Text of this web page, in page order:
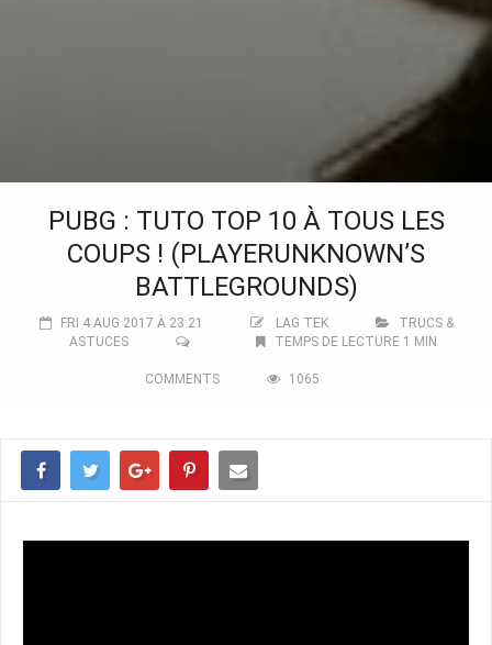
PUBG : TUTO TOP 10 À TOUS LES
COUPS ! (PLAYERUNKNOWN’S
BATTLEGROUNDS)
FRI 4 AUG 2017 À 23:21 LAG TEK
TRUCS &
ASTUCES
TEMPS DE LECTURE 1 MIN
COMMENTS 1065